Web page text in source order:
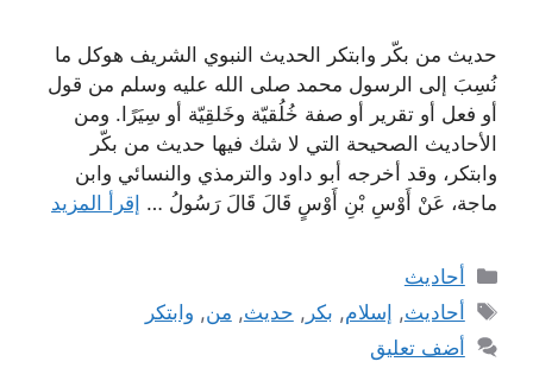
حديث من بكّر وابتكر الحديث النبوي الشريف هوكل ما
نُسِبَ إلى الرسول محمد صلى الله عليه وسلم من قول
أو فعل أو تقرير أو صفة خُلُقيّة وخَلقِيّة أو سِيَرًا. ومن
الأحاديث الصحيحة التي لا شك فيها حديث من بكّر
وابتكر، وقد أخرجه أبو داود والترمذي والنسائي وابن
ماجة، عَنْ أَوْسِ بْنِ أَوْسٍ قَالَ قَالَ رَسُولُ … إقرأ المزيد
التصنيفات
أحاديث
الوسوم
أحاديث, إسلام, بكر , حديث, من, وابتكر
أضف تعليق